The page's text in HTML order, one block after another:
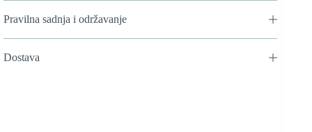
Pravilna sadnja i održavanje
Dostava